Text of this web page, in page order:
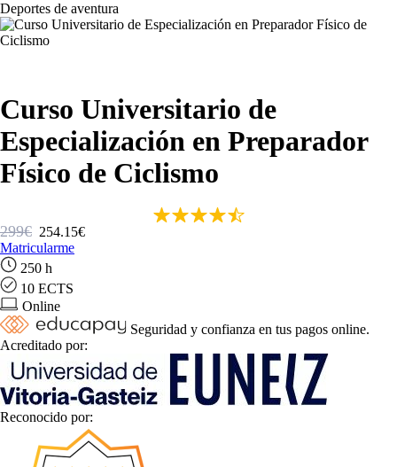
Deportes de aventura
Curso Universitario de
Especialización en Preparador
Físico de Ciclismo
299€ 254.15€
Matricularme
250 h
10 ECTS
Online
Seguridad y confianza en tus pagos online.
Acreditado por:
Reconocido por: